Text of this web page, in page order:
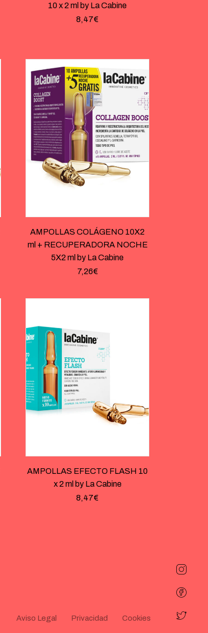
10 x 2 ml by La Cabine
8,47€
AMPOLLAS COLÁGENO 10X2
ml + RECUPERADORA NOCHE
5X2 ml by La Cabine
7,26€
AMPOLLAS EFECTO FLASH 10
x 2 ml by La Cabine
8,47€
Aviso Legal Privacidad Cookies